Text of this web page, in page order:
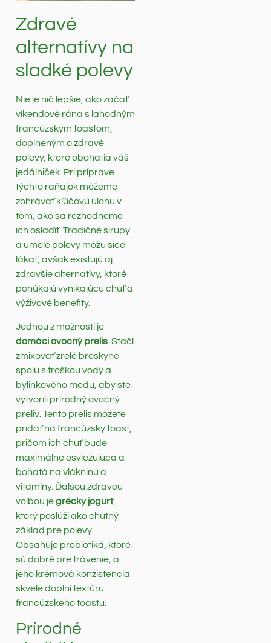
Zdravé
alternatívy na
sladké polevy
Nie je nič lepšie, ako začať
víkendové rána s lahodným
francúzskym toastom,
doplneným o zdravé
polevy, ktoré obohatia váš
jedálniček. Pri príprave
týchto raňajok môžeme
zohrávať kľúčovú úlohu v
tom, ako sa rozhodneme
ich oslaďiť. Tradičné sirupy
a umelé polevy môžu síce
lákať, avšak existujú aj
zdravšie alternatívy, ktoré
ponúkajú vynikajúcu chuť a
výživové benefity.
Jednou z možností je
domáci ovocný prelis . Stačí
zmixovať zrelé broskyne
spolu s troškou vody a
bylinkového medu, aby ste
vytvorili prírodný ovocný
preliv. Tento prelis môžete
pridať na francúzsky toast,
pričom ich chuť bude
maximálne osviežujúca a
bohatá na vlákninu a
vitamíny. Ďalšou zdravou
voľbou jegrécky jogurt,
ktorý poslúži ako chutný
základ pre polevy.
Obsahuje probiotiká, ktoré
sú dobré pre trávenie, a
jeho krémová konzistencia
skvele doplní textúru
francúzskeho toastu.
Prírodné